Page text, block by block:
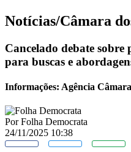
Notícias/Câmara
Cancelado debate
para buscas e
Informações: Agência
PorFolha Democrata
24/11/2025 10:38